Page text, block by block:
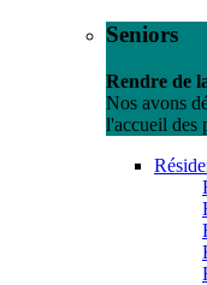
Seniors
Rendre de
Nos avons
l'accueil des